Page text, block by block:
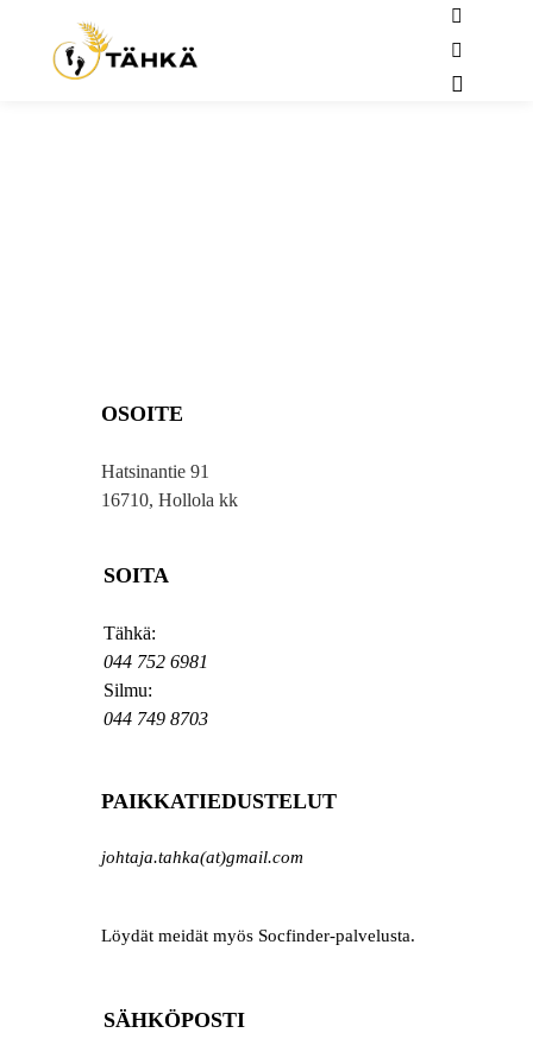
OSOITE
Hatsinantie 91
16710, Hollola kk
SOITA
Tähkä:
044 752 6981
Silmu:
044 749 8703
PAIKKATIEDUSTELUT
johtaja.tahka(at)gmail.com
Löydät meidät myös Socfinder-palvelusta.
SÄHKÖPOSTI